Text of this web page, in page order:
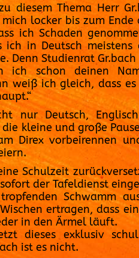
diesem Thema Herr
locker bis zum Ende
ich Schaden
ich in Deutsch meistens
Denn Studienrat
ich schon deinen
weiß ich gleich, dass
nur Deutsch,
kleine und große
Direx vorbeirennen
Schulzeit
der Tafeldienst
Schwamm
ertragen, dass
in den Ärmel läuft.
dieses exklusiv
ist es nicht.